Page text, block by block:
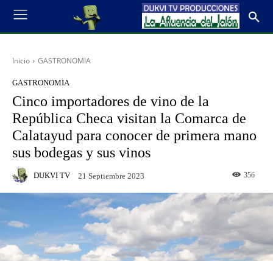
Inicio GASTRONOMIA
GASTRONOMIA
Cinco importadores de vino de la
República Checa visitan la Comarca de
Calatayud para conocer de primera mano
sus bodegas y sus vinos
DUKVI TV 21 Septiembre 2023 356